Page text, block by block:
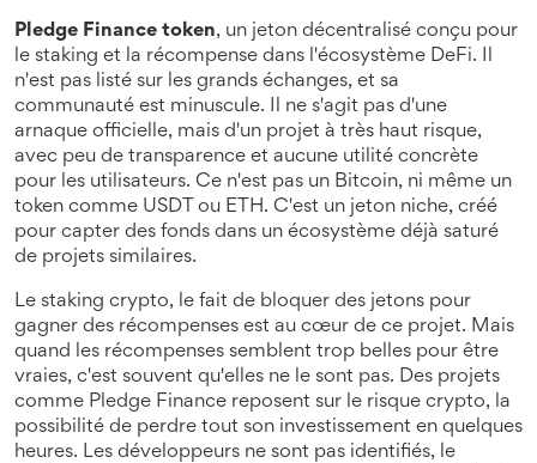
Pledge Finance token, un jeton décentralisé conçu pour
le staking et la récompense dans l'écosystème DeFi. Il
n'est pas listé sur les grands échanges, et sa
communauté est minuscule. Il ne s'agit pas d'une
arnaque officielle, mais d'un projet à très haut risque,
avec peu de transparence et aucune utilité concrète
pour les utilisateurs. Ce n'est pas un Bitcoin, ni même un
token comme USDT ou ETH. C'est un jeton niche, créé
pour capter des fonds dans un écosystème déjà saturé
de projets similaires.
Le staking crypto, le fait de bloquer des jetons pour
gagner des récompenses est au cœur de ce projet. Mais
quand les récompenses semblent trop belles pour être
vraies, c'est souvent qu'elles ne le sont pas. Des projets
comme Pledge Finance reposent sur le risque crypto, la
possibilité de perdre tout son investissement en quelques
heures. Les développeurs ne sont pas identifiés, le